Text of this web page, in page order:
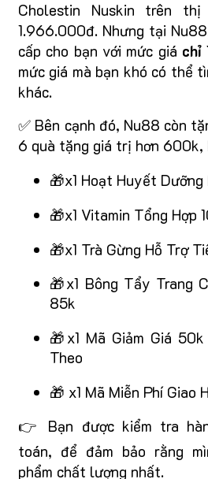
Cholestin Nuskin trên
1.966.000đ. Nhưng tại
cấp cho bạn với mức giá chỉ
mức giá mà bạn khó có thể
khác.
✅ Bên cạnh đó, Nu88 còn
6 quà tặng giá trị hơn 600k,
🎁x1 Hoạt Huyết
🎁x1 Vitamin Tổng Hợp
🎁x1 Trà Gừng Hỗ Trợ
🎁x1 Bông Tẩy Trang
85k
🎁x1 Mã Giảm Giá
Theo
🎁 x1 Mã Miễn Phí Giao
👉 Bạn được kiểm tra
toán, để đảm bảo rằng
phẩm chất lượng nhất.